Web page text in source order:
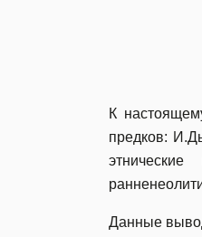
К
предков:
Данные